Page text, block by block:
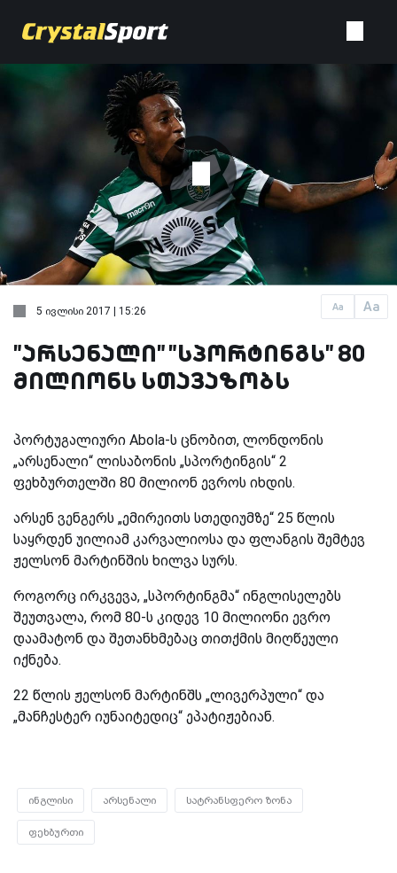
Aa Aa
5 ივლისი 2017 | 15:26
"არსენალი" "სპორტინგს" 80
მილიონს სთავაზობს
პორტუგალიური Abola-ს ცნობით, ლონდონის
„არსენალი“ ლისაბონის „სპორტინგის“ 2
ფეხბურთელში 80 მილიონ ევროს იხდის.
არსენ ვენგერს „ემირეითს სთედიუმზე“ 25 წლის
საყრდენ უილიამ კარვალიოსა და ფლანგის შემტევ
ჟელსონ მარტინშის ხილვა სურს.
როგორც ირკვევა, „სპორტინგმა“ ინგლისელებს
შეუთვალა, რომ 80-ს კიდევ 10 მილიონი ევრო
დაამატონ და შეთანხმებაც თითქმის მიღწეული
იქნება.
22 წლის ჟელსონ მარტინშს „ლივერპული“ და
„მანჩესტერ იუნაიტედიც“ ეპატიჟებიან.
ინგლისი არსენალი სატრანსფერო ზონა
ფეხბურთი